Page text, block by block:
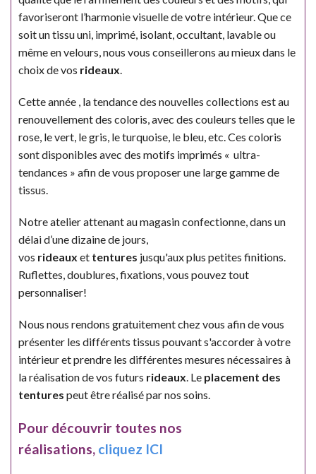
favoriseront l’harmonie visuelle de votre intérieur. Que ce
soit un tissu uni, imprimé, isolant, occultant, lavable ou
même en velours, nous vous conseillerons au mieux dans le
choix de vos rideaux.
Cette année , la tendance des nouvelles collections est au
renouvellement des coloris, avec des couleurs telles que le
rose, le vert, le gris, le turquoise, le bleu, etc. Ces coloris
sont disponibles avec des motifs imprimés « ultra-
tendances » afin de vous proposer une large gamme de
tissus.
Notre atelier attenant au magasin confectionne, dans un
délai d’une dizaine de jours,
vos rideaux et tentures jusqu'aux plus petites finitions.
Ruflettes, doublures, fixations, vous pouvez tout
personnaliser!
Nous nous rendons gratuitement chez vous afin de vous
présenter les différents tissus pouvant s'accorder à votre
intérieur et prendre les différentes mesures nécessaires à
la réalisation de vos futurs rideaux. Le placement des
tentures peut être réalisé par nos soins.
Pour découvrir toutes nos
réalisations, cliquez ICI